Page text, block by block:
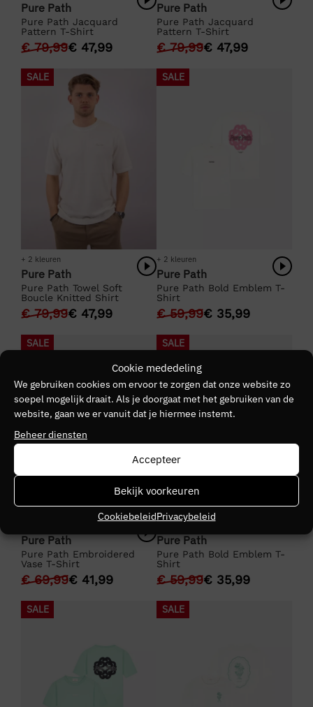
Cookie mededeling
We gebruiken cookies om ervoor te zorgen dat onze website zo
soepel mogelijk draait. Als je doorgaat met het gebruiken van de
website, gaan we er vanuit dat je hiermee instemt.
Beheer diensten
Accepteer
Bekijk voorkeuren
CookiebeleidPrivacybeleid
Pure Path
Pure Path Jacquard
Pattern T-Shirt
€79,99€ 47,99
Pure Path
Pure Path Jacquard
Pattern T-Shirt
€79,99€ 47,99
SALE
+ 2 kleuren
Pure Path
Pure Path Towel Soft
Boucle Knitted Shirt
€79,99€ 47,99
SALE
+ 2 kleuren
Pure Path
Pure Path Bold Emblem T-
Shirt
€59,99€ 35,99
SALE
Pure Path
Pure Path Embroidered
Vase T-Shirt
€69,99€ 41,99
SALE
+ 2 kleuren
Pure Path
Pure Path Bold Emblem T-
Shirt
€59,99€ 35,99
SALE SALE